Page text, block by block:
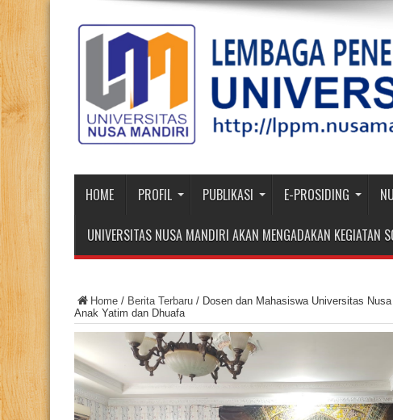
HOME PROFIL PUBLIKASI E-PROSIDING
UNIVERSITAS NUSA MANDIRI AKAN MENGADAKAN
Home / Berita Terbaru / Dosen dan Mahasiswa Universitas
Anak Yatim dan Dhuafa